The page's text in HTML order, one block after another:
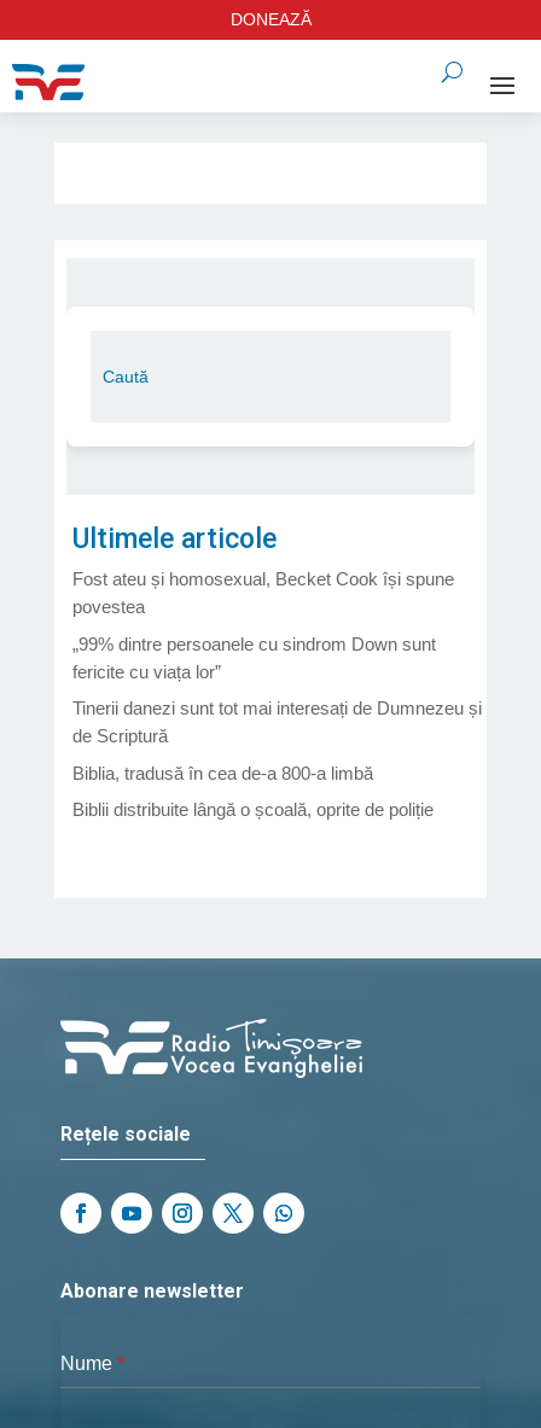
DONEAZĂ
Ultimele articole
Fost ateu și homosexual, Becket Cook își spune
povestea
„99% dintre persoanele cu sindrom Down sunt
fericite cu viața lor”
Tinerii danezi sunt tot mai interesați de Dumnezeu și
de Scriptură
Biblia, tradusă în cea de-a 800-a limbă
Biblii distribuite lângă o școală, oprite de poliție
Rețele sociale
Abonare newsletter
Nume *